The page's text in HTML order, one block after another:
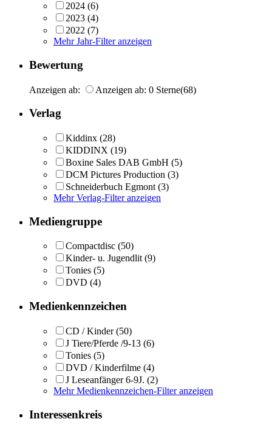
2024 (6)
2023 (4)
2022 (7)
Mehr Jahr-Filter anzeigen
Bewertung
Anzeigen ab: Anzeigen ab: 0 Sterne(68)
Verlag
Kiddinx (28)
KIDDINX (19)
Boxine Sales DAB GmbH (5)
DCM Pictures Production (3)
Schneiderbuch Egmont (3)
Mehr Verlag-Filter anzeigen
Mediengruppe
Compactdisc (50)
Kinder- u. Jugendlit (9)
Tonies (5)
DVD (4)
Medienkennzeichen
CD / Kinder (50)
J Tiere/Pferde /9-13 (6)
Tonies (5)
DVD / Kinderfilme (4)
J Leseanfänger 6-9J. (2)
Mehr Medienkennzeichen-Filter anzeigen
Interessenkreis